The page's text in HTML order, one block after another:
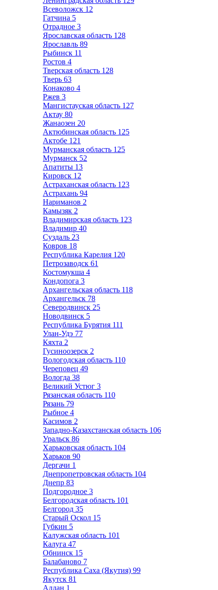
Всеволожск 12
Гатчина 5
Отрадное 3
Ярославская область 128
Ярославль 89
Рыбинск 11
Ростов 4
Тверская область 128
Тверь 63
Конаково 4
Ржев 3
Мангистауская область 127
Актау 80
Жанаозен 20
Актюбинская область 125
Актобе 121
Мурманская область 125
Мурманск 52
Апатиты 13
Кировск 12
Астраханская область 123
Астрахань 94
Нариманов 2
Камызяк 2
Владимирская область 123
Владимир 40
Суздаль 23
Ковров 18
Республика Карелия 120
Петрозаводск 61
Костомукша 4
Кондопога 3
Архангельская область 118
Архангельск 78
Северодвинск 25
Новодвинск 5
Республика Бурятия 111
Улан-Удэ 77
Кяхта 2
Гусиноозерск 2
Вологодская область 110
Череповец 49
Вологда 38
Великий Устюг 3
Рязанская область 110
Рязань 79
Рыбное 4
Касимов 2
Западно-Казахстанская область 106
Уральск 86
Харьковская область 104
Харьков 90
Дергачи 1
Днепропетровская область 104
Днепр 83
Подгородное 3
Белгородская область 101
Белгород 35
Старый Оскол 15
Губкин 5
Калужская область 101
Калуга 47
Обнинск 15
Балабаново 7
Республика Саха (Якутия) 99
Якутск 81
Алдан 1